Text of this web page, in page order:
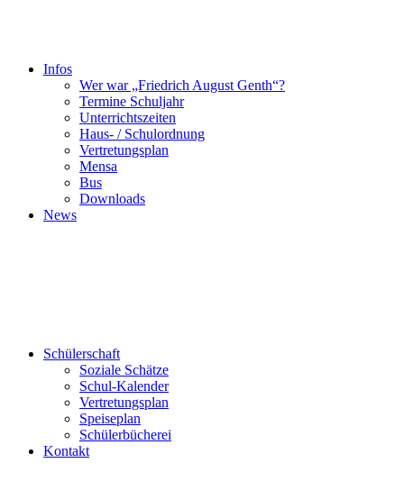
Infos
Wer war „Friedrich August Genth“?
Termine Schuljahr
Unterrichtszeiten
Haus- / Schulordnung
Vertretungsplan
Mensa
Bus
Downloads
News
Schülerschaft
Soziale Schätze
Schul-Kalender
Vertretungsplan
Speiseplan
Schülerbücherei
Kontakt